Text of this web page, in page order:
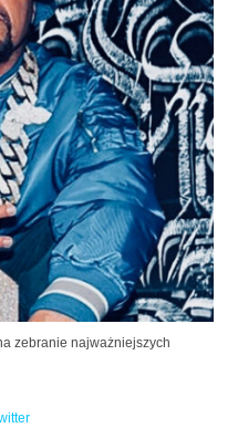
zebranie najważniejszych